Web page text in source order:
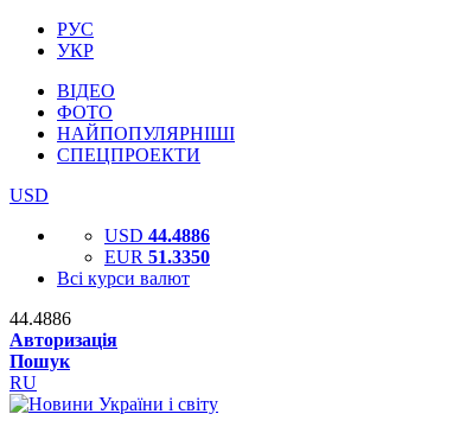
РУС
УКР
ВІДЕО
ФОТО
НАЙПОПУЛЯРНІШІ
СПЕЦПРОЕКТИ
USD
USD 44.4886
EUR 51.3350
Всі курси валют
44.4886
Авторизація
Пошук
RU